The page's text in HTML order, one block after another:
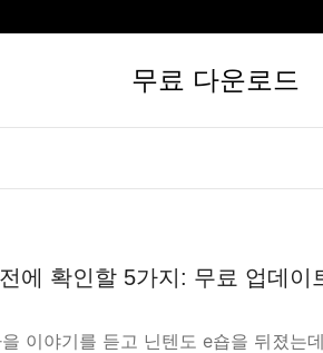
무료 다운로드
에 확인할 5가지: 무료 업데이
이야기를 듣고 닌텐도 e숍을 뒤졌는